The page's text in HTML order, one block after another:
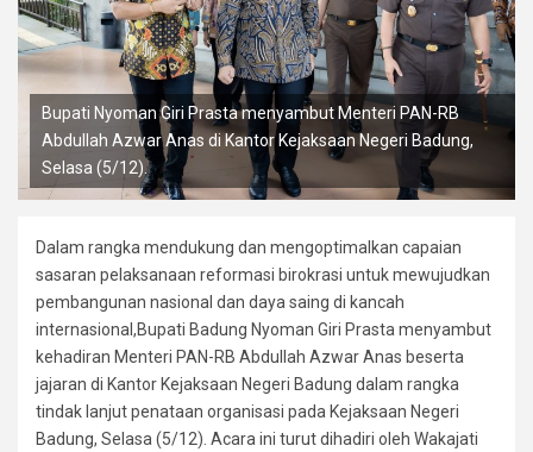
Bupati Nyoman Giri Prasta menyambut Menteri PAN-RB
Abdullah Azwar Anas di Kantor Kejaksaan Negeri Badung,
Selasa (5/12).
Dalam rangka mendukung dan mengoptimalkan capaian
sasaran pelaksanaan reformasi birokrasi untuk mewujudkan
pembangunan nasional dan daya saing di kancah
internasional,Bupati Badung Nyoman Giri Prasta menyambut
kehadiran Menteri PAN-RB Abdullah Azwar Anas beserta
jajaran di Kantor Kejaksaan Negeri Badung dalam rangka
tindak lanjut penataan organisasi pada Kejaksaan Negeri
Badung, Selasa (5/12). Acara ini turut dihadiri oleh Wakajati